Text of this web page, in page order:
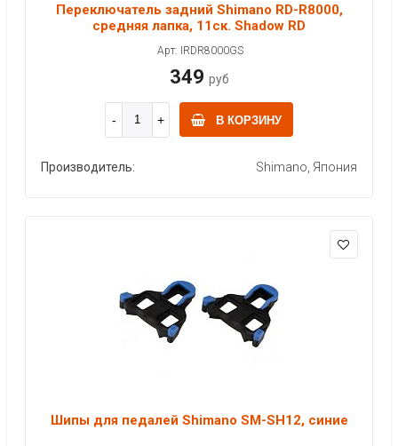
Переключатель задний Shimano RD-R8000,
средняя лапка, 11ск. Shadow RD
Арт: IRDR8000GS
349 руб
В КОРЗИНУ
Производитель: Shimano, Япония
Шипы для педалей Shimano SM-SH12, синие